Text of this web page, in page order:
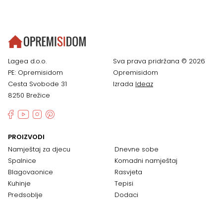
Lagea d.o.o.
PE: Opremisidom
Cesta Svobode 31
8250 Brežice
Sva prava pridržana © 2026
Opremisidom
Izrada Ideaz
PROIZVODI
Namještaj za djecu
Spalnice
Blagovaonice
Kuhinje
Predsoblje
Dnevne sobe
Komadni namještaj
Rasvjeta
Tepisi
Dodaci